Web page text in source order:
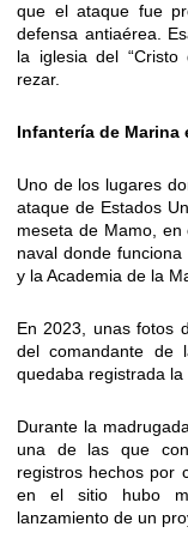
que el ataque fue
defensa antiaérea.
la iglesia del
rezar.
Infantería de Marina
Uno de los lugares
ataque de Estados
meseta de Mamo,
naval donde
y la Academia de la
En 2023, unas fotos
del comandante de
quedaba registrada
Durante la
una de las que
registros hechos por
en el sitio hubo
lanzamiento de un